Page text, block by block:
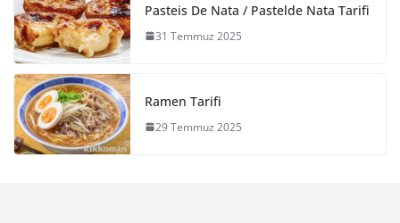
Pasteis De Nata / Pastelde Nata Tarifi
31 Temmuz 2025
Ramen Tarifi
29 Temmuz 2025